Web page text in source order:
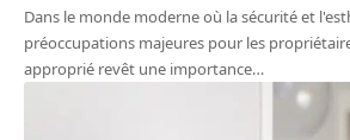
Dans le monde moderne où la sécurité et
préoccupations majeures pour les
approprié revêt une importance…